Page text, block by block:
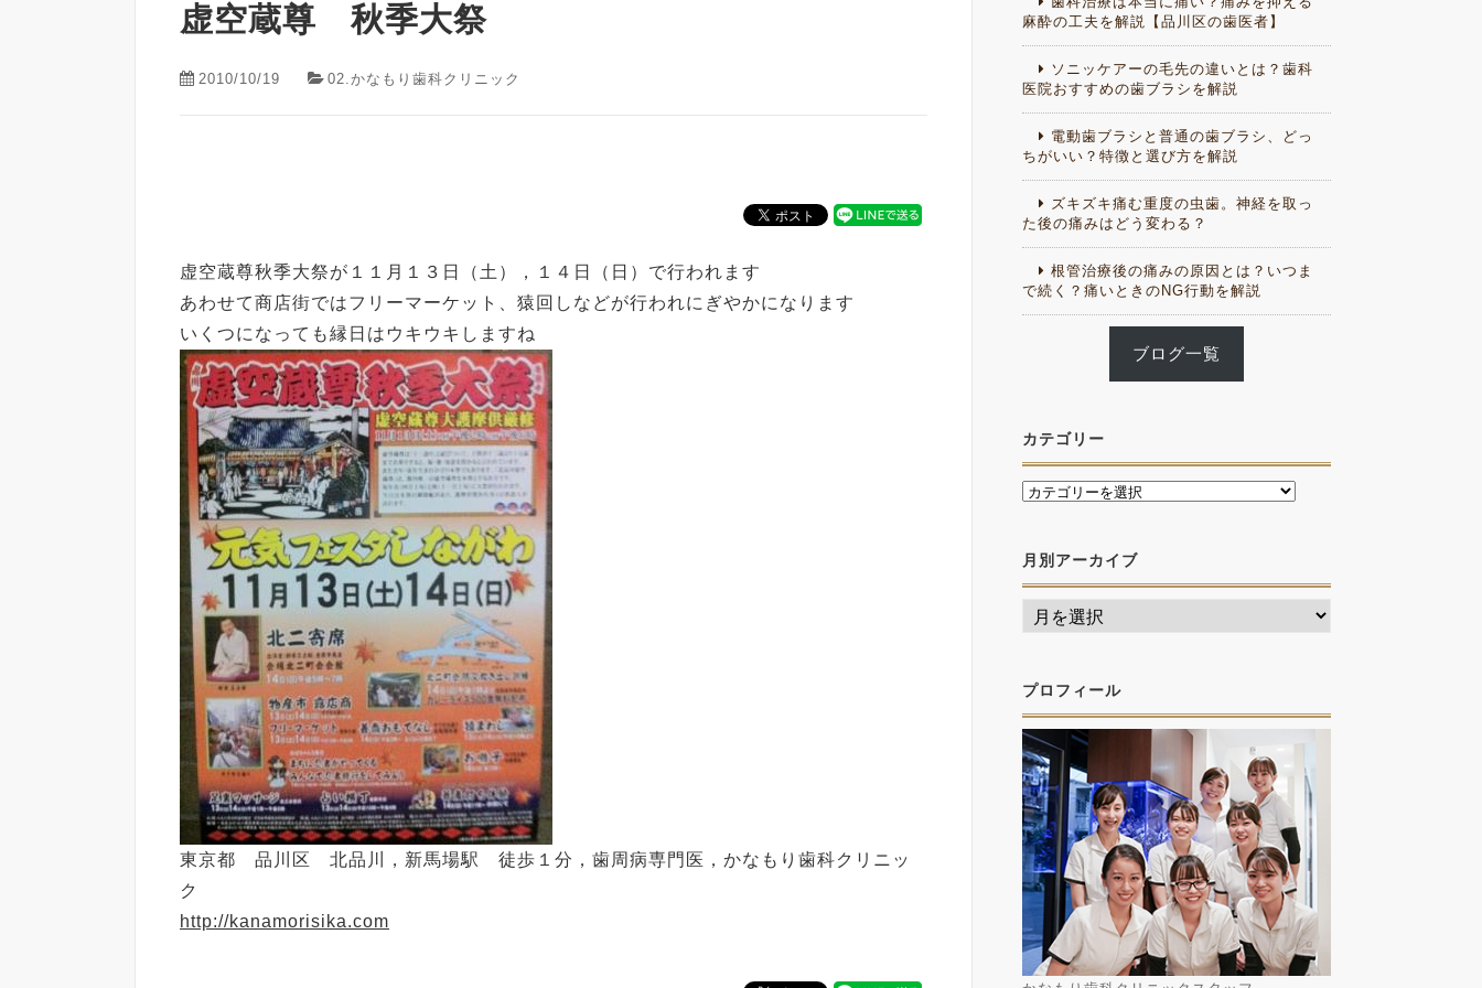
虚空蔵尊 秋季大祭
2010/10/19 02.かなもり歯科クリニック
虚空蔵尊秋季大祭が１１月１３日（土），１４日（日）で行われます
あわせて商店街ではフリーマーケット、猿回しなどが行われにぎやかになります
いくつになっても縁日はウキウキしますね
東京都 品川区 北品川，新馬場駅 徒歩１分，歯周病専門医，かなもり歯科クリニッ
ク
http://kanamorisika.com
麻酔の工夫を解説【品川区の歯医者】
ソニッケアーの毛先の違いとは？歯科
医院おすすめの歯ブラシを解説
電動歯ブラシと普通の歯ブラシ、どっ
ちがいい？特徴と選び方を解説
ズキズキ痛む重度の虫歯。神経を取っ
た後の痛みはどう変わる？
根管治療後の痛みの原因とは？いつま
で続く？痛いときのNG行動を解説
ブログ一覧
カテゴリー
月別アーカイブ
プロフィール